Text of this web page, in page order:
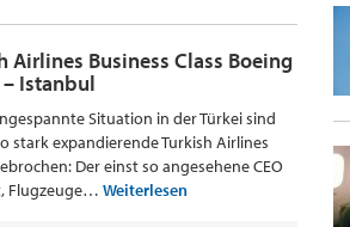
Airlines Business Class Boeing
– Istanbul
Situation in der Türkei sind
stark expandierende Turkish Airlines
Der einst so angesehene CEO
Flugzeuge… Weiterlesen